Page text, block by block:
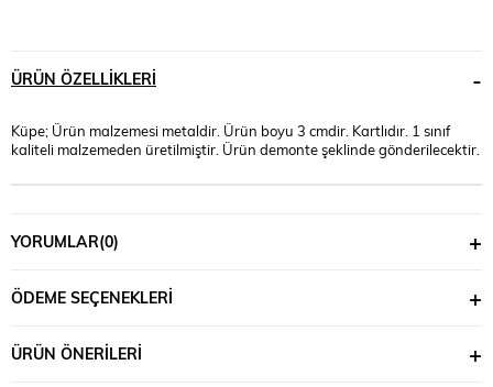
ÜRÜN ÖZELLIKLERI
Küpe; Ürün malzemesi metaldir. Ürün boyu 3 cmdir. Kartlıdır. 1 sınıf
kaliteli malzemeden üretilmiştir. Ürün demonte şeklinde gönderilecektir.
YORUMLAR(0)
ÖDEME SEÇENEKLERI
ÜRÜN ÖNERILERI